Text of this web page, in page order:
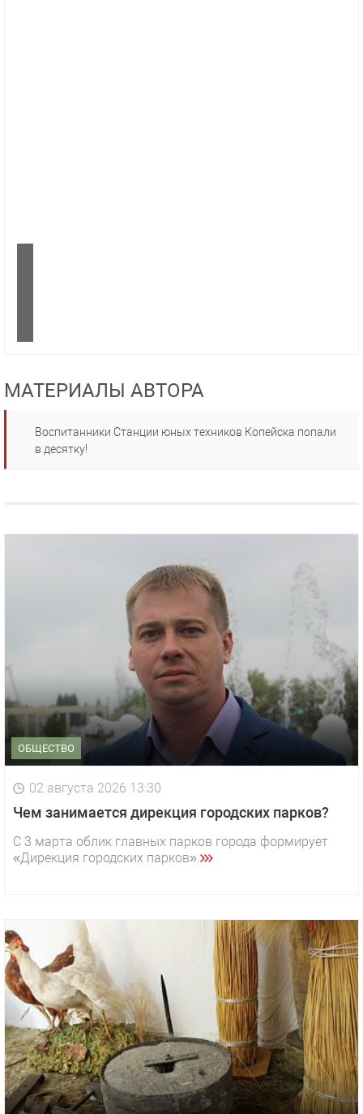
МАТЕРИАЛЫ АВТОРА
Воспитанники Станции юных техников Копейска попали
в десятку!
ОБЩЕСТВО
02 августа 2026 13:30
Чем занимается дирекция городских парков?
С 3 марта облик главных парков города формирует
«Дирекция городских парков».